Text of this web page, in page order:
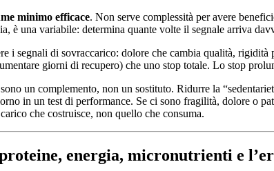
minimo efficace. Non serve complessità per avere
è una variabile: determina quante volte il segnale arriva
i segnali di sovraccarico: dolore che cambia qualità,
giorni di recupero) che uno stop totale. Lo stop
un complemento, non un sostituto. Ridurre la
in un test di performance. Se ci sono fragilità, dolore o
che costruisce, non quello che consuma.
energia, micronutrienti e